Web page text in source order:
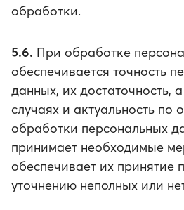
обработки.
5.6. При обработке
обеспечивается точность
данных, их достаточность,
случаях и актуальность
обработки персональных
принимает необходимые
обеспечивает их принятие
уточнению неполных или